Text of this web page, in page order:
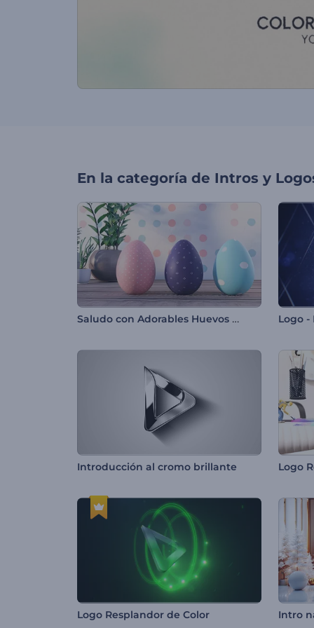
En la categoría de Intros y
Saludo con Adorables Huevos de Pascua Logo
Introducción al cromo brillante Logo
Logo Resplandor de Color Intro